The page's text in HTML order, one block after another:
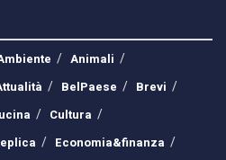
Animali
BelPaese
Brevi
Cultura
Economia&finanza